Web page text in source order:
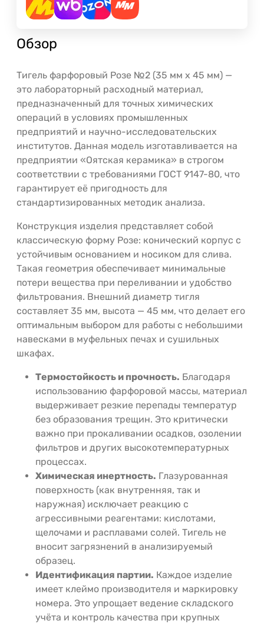
Обзор
Тигель фарфоровый Розе №2 (35 мм x 45 мм) —
это лабораторный расходный материал,
предназначенный для точных химических
операций в условиях промышленных
предприятий и научно-исследовательских
институтов. Данная модель изготавливается на
предприятии «Оятская керамика» в строгом
соответствии с требованиями ГОСТ 9147-80, что
гарантирует её пригодность для
стандартизированных методик анализа.
Конструкция изделия представляет собой
классическую форму Розе: конический корпус с
устойчивым основанием и носиком для слива.
Такая геометрия обеспечивает минимальные
потери вещества при переливании и удобство
фильтрования. Внешний диаметр тигля
составляет 35 мм, высота — 45 мм, что делает его
оптимальным выбором для работы с небольшими
навесками в муфельных печах и сушильных
шкафах.
Термостойкость и прочность. Благодаря
использованию фарфоровой массы, материал
выдерживает резкие перепады температур
без образования трещин. Это критически
важно при прокаливании осадков, озолении
фильтров и других высокотемпературных
процессах.
Химическая инертность. Глазурованная
поверхность (как внутренняя, так и
наружная) исключает реакцию с
агрессивными реагентами: кислотами,
щелочами и расплавами солей. Тигель не
вносит загрязнений в анализируемый
образец.
Идентификация партии. Каждое изделие
имеет клеймо производителя и маркировку
номера. Это упрощает ведение складского
учёта и контроль качества при крупных